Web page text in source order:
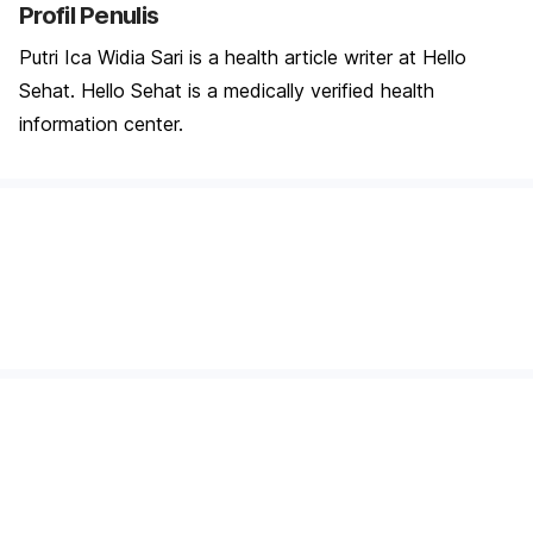
Profil Penulis
Putri Ica Widia Sari is a health article writer at Hello
Sehat. Hello Sehat is a medically verified health
information center.